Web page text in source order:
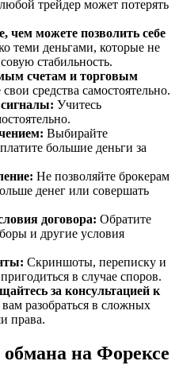
трейдер может потерять
чем можете позволить себе
теми деньгами, которые не
стабильность.
счетам и торговым
средства самостоятельно.
Учитесь
Выбирайте
большие деньги за
Не позволяйте брокерам
денег или совершать
договора: Обратите
и другие условия
Скриншоты, переписку и
в случае споров.
за консультацией к
разобраться в сложных
права.
на Форексе